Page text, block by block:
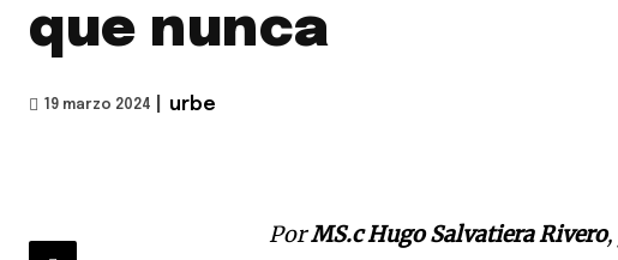
que nunca
19 marzo 2024 urbe
PorMS.c Hugo Salvatiera Rivero,